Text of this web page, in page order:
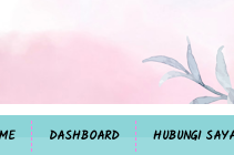
DASHBOARD HUBUNGI